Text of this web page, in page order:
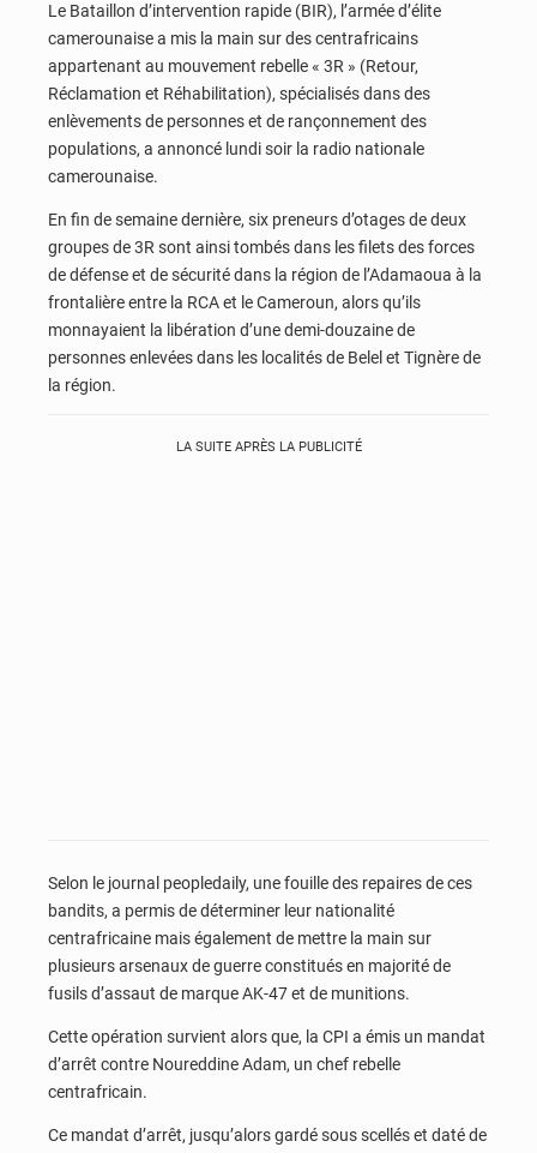
Le Bataillon d’intervention rapide (BIR), l’armée d’élite
camerounaise a mis la main sur des centrafricains
appartenant au mouvement rebelle « 3R » (Retour,
Réclamation et Réhabilitation), spécialisés dans des
enlèvements de personnes et de rançonnement des
populations, a annoncé lundi soir la radio nationale
camerounaise.
En fin de semaine dernière, six preneurs d’otages de deux
groupes de 3R sont ainsi tombés dans les filets des forces
de défense et de sécurité dans la région de l’Adamaoua à la
frontalière entre la RCA et le Cameroun, alors qu’ils
monnayaient la libération d’une demi-douzaine de
personnes enlevées dans les localités de Belel et Tignère de
la région.
LA SUITE APRÈS LA PUBLICITÉ
Selon le journal peopledaily, une fouille des repaires de ces
bandits, a permis de déterminer leur nationalité
centrafricaine mais également de mettre la main sur
plusieurs arsenaux de guerre constitués en majorité de
fusils d’assaut de marque AK-47 et de munitions.
Cette opération survient alors que, la CPI a émis un mandat
d’arrêt contre Noureddine Adam, un chef rebelle
centrafricain.
Ce mandat d’arrêt, jusqu’alors gardé sous scellés et daté de